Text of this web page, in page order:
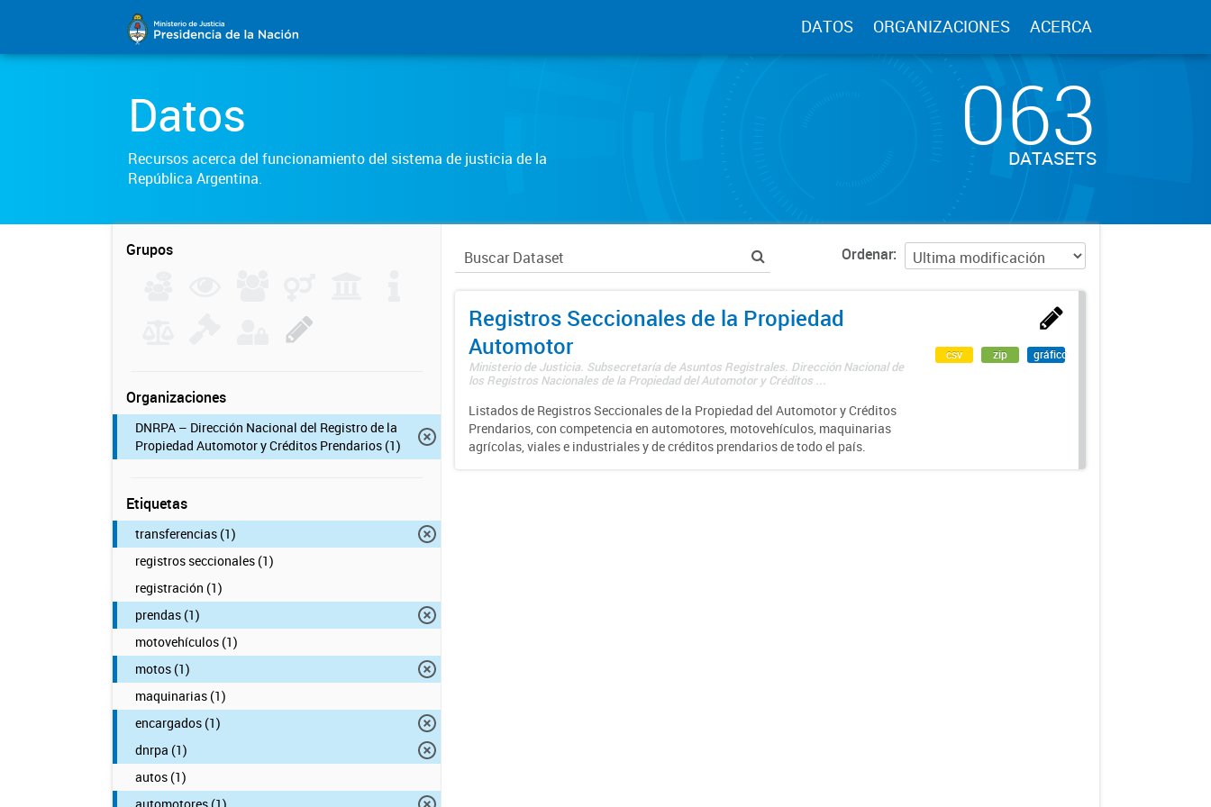
DATOS ORGANIZACIONES ACERCA
Datos
Recursos acerca del funcionamiento del sistema de justicia de la
República Argentina.
063
DATASETS
Grupos
Organizaciones
DNRPA – Dirección Nacional del Registro de la
Propiedad Automotor y Créditos Prendarios (1)
Etiquetas
transferencias (1)
registros seccionales (1)
registración (1)
prendas (1)
motovehículos (1)
motos (1)
maquinarias (1)
encargados (1)
dnrpa (1)
autos (1)
Ordenar
Registros Seccionales de la Propiedad
Automotor
Ministerio de Justicia. Subsecretaría de Asuntos Registrales. Dirección Nacional de
los Registros Nacionales de la Propiedad del Automotor y Créditos ...
Listados de Registros Seccionales de la Propiedad del Automotor y Créditos
Prendarios, con competencia en automotores, motovehículos, maquinarias
agrícolas, viales e industriales y de créditos prendarios de todo el país.
csv zip gráfico